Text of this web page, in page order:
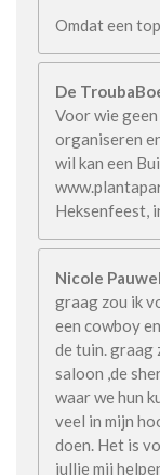
Omdat een
De
Voor wie
organiseren
wil kan een
Heksenfeest,
Nicole
graag zou ik
een cowboy
de tuin. graag
saloon ,de
waar we hun
veel in mijn
doen. Het is
jullie mij